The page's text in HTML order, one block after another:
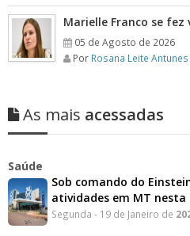
Marielle Franco se fez
05 de Agosto de 2026
Por Rosana Leite
As mais acessadas
Saúde
Sob comando do
atividades em MT nesta
Segunda - 19 de Janeiro de